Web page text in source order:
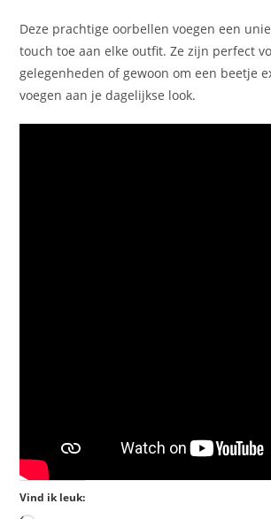
Deze prachtige oorbellen voegen een
touch toe aan elke outfit. Ze zijn perfect
gelegenheden of gewoon om een beetje
voegen aan je dagelijkse look.
Vind ik leuk: